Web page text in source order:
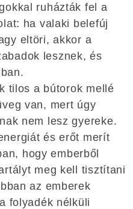
ruházták fel a
ha valaki belefúj
eltöri, akkor a
lesznek, és
tilos a bútorok mellé
van, mert úgy
nem lesz gyereke.
és erőt merít
hogy emberből
meg kell tisztítani
az emberek
folyadék nélküli